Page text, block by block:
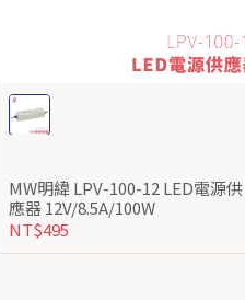
MW明緯 LPV-100-12 LED電源供
應器 12V/8.5A/100W
NT$495